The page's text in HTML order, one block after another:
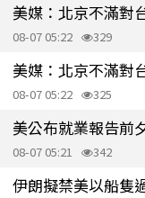
美媒：北京不滿
08-07 05:22 329
美媒：北京不滿
08-07 05:22 325
美公布就業報告
08-07 05:21 342
伊朗擬禁美以船